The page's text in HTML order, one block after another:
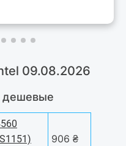
09.08.2026
дешевые
906 ₴